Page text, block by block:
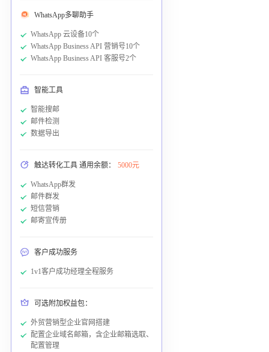
WhatsApp多聊助手
WhatsApp 云设备10个
WhatsApp Business API 营销号10个
WhatsApp Business API 客服号2个
智能工具
智能搜邮
邮件检测
数据导出
触达转化工具 通用余额： 5000元
WhatsApp群发
邮件群发
短信营销
邮寄宣传册
客户成功服务
1v1客户成功经理全程服务
可选附加权益包：
外贸营销型企业官网搭建
配置企业域名邮箱，含企业邮箱选取、
配置管理